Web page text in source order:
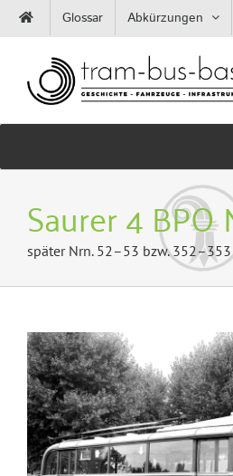
Zum
Inhalt
Glossar Abkürzungen
Saurer 4 BPO
später Nrn. 52–53 bzw.
Zeige
grösseres
Bild